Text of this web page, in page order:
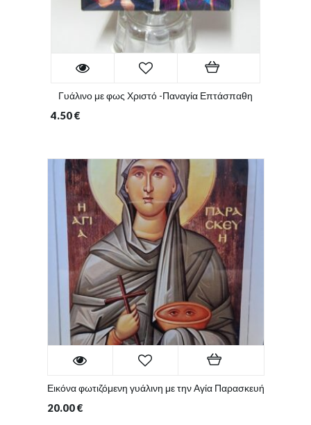
Γυάλινο με φως Χριστό -Παναγία Επτάσπαθη
4.50€
Εικόνα φωτιζόμενη γυάλινη με την Αγία Παρασκευή
20.00€